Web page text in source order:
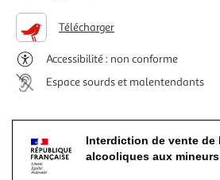
Télécharger
Accessibilité : non conforme
Espace sourds et malentendants
Interdiction de vente de
alcooliques aux